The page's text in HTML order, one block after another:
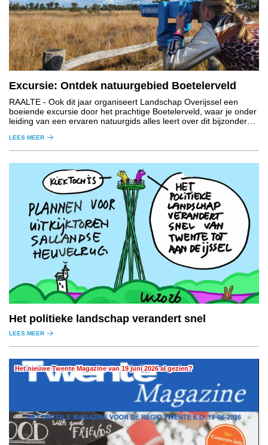
Excursie: Ontdek natuurgebied Boetelerveld
RAALTE - Ook dit jaar organiseert Landschap Overijssel een
boeiende excursie door het prachtige Boetelerveld, waar je onder
leiding van een ervaren natuurgids alles leert over dit bijzondere
LEES MEER
Het politieke landschap verandert snel
LEES MEER
Het nieuwe Twente Magazine van 19 juni 2026 al gezien?